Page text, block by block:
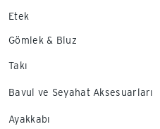
Etek
Gömlek & Bluz
Takı
Bavul ve Seyahat Aksesuarları
Ayakkabı